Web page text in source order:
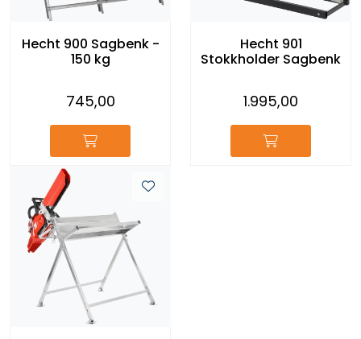
Hecht 900 Sagbenk -
150 kg
745,00
Hecht 901
Stokkholder Sagbenk
1.995,00
Reservedeler
Slåmaskin
Ryggsprøyte
Elektriske Maskiner
Kampanje